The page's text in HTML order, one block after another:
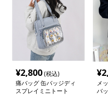
¥2,800(税込)
痛バッグ 缶バッジディ
スプレイミニトート
¥
メ
バ